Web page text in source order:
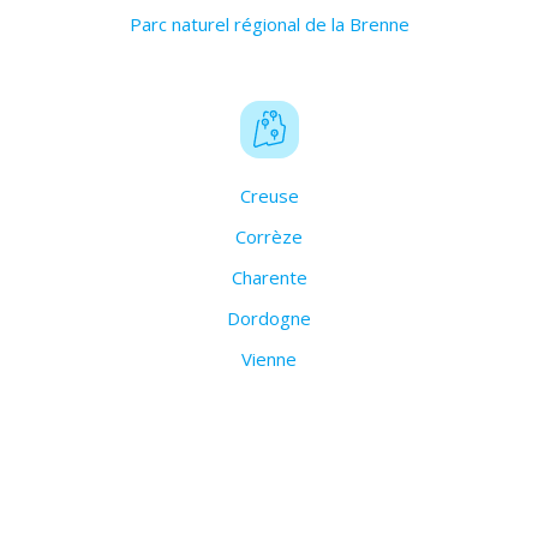
Parc naturel régional de la Brenne
Creuse
Corrèze
Charente
Dordogne
Vienne